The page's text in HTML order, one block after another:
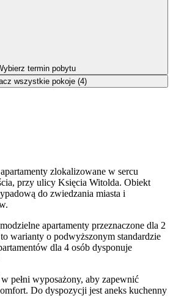
zlokalizowane w sercu
przy ulicy Księcia Witolda. Obiekt
do zwiedzania miasta i
apartamenty przeznaczone dla 2
warianty o podwyższonym standardzie
dla 4 osób dysponuje
pełni wyposażony, aby zapewnić
Do dyspozycji jest aneks kuchenny
termin pobytu
wszystkie pokoje (4)